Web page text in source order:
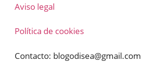
Aviso legal
Política de cookies
Contacto: blogodisea@gmail.com